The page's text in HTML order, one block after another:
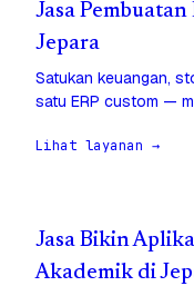
Jasa Pembuatan
Jepara
Satukan keuangan,
satu ERP custom —
Lihat layanan →
Jasa Bikin
Akademik di